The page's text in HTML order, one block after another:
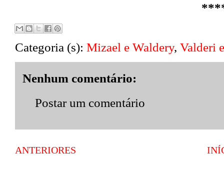
Categoria (s): Mizael e Waldery, Valderi
Nenhum comentário:
Postar um comentário
ANTERIORES